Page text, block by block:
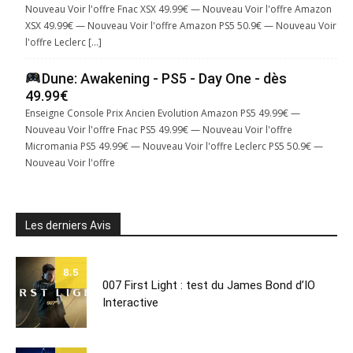
Nouveau Voir l'offre Fnac XSX 49.99€ — Nouveau Voir l'offre Amazon
XSX 49.99€ — Nouveau Voir l'offre Amazon PS5 50.9€ — Nouveau Voir
l'offre Leclerc […]
Dune: Awakening - PS5 - Day One - dès
49.99€
Enseigne Console Prix Ancien Evolution Amazon PS5 49.99€ —
Nouveau Voir l'offre Fnac PS5 49.99€ — Nouveau Voir l'offre
Micromania PS5 49.99€ — Nouveau Voir l'offre Leclerc PS5 50.9€ —
Nouveau Voir l'offre
Les derniers Avis
8.5
007 First Light : test du James Bond d’IO
Interactive